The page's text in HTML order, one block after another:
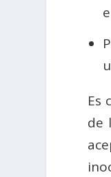
Es
de